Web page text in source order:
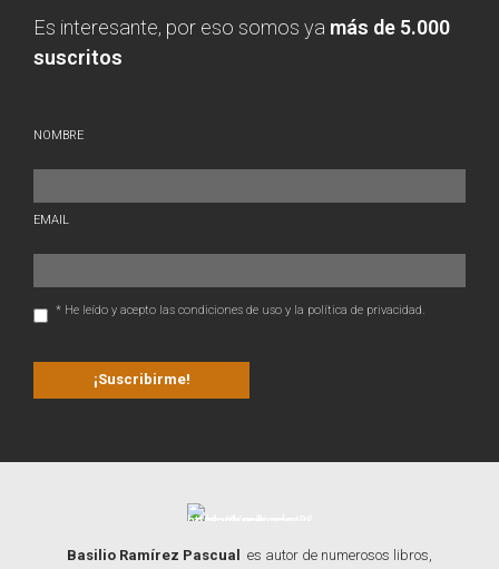
Es interesante, por eso somos ya más de 5.000
suscritos
NOMBRE
EMAIL
* He leído y acepto las condiciones de uso y la política de privacidad.
Basilio Ramírez Pascual
es autor de numerosos libros,